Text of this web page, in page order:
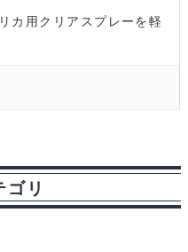
カ用クリアスプレーを軽
リ